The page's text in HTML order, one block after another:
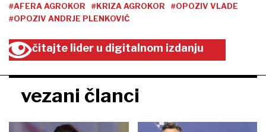
#AFERA AGROKOR
#KRIZA AGROKOR
#OPOZIV VLADE
#OPOZIV ANDRJE PLENKOVIĆ
čitajte lider u digitalnom izdanju
vezani članci